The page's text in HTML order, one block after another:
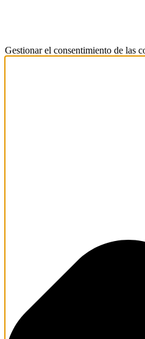
Gestionar el consentimiento de las